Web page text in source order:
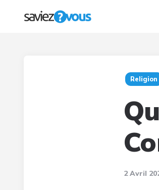
Religion
2 Avril